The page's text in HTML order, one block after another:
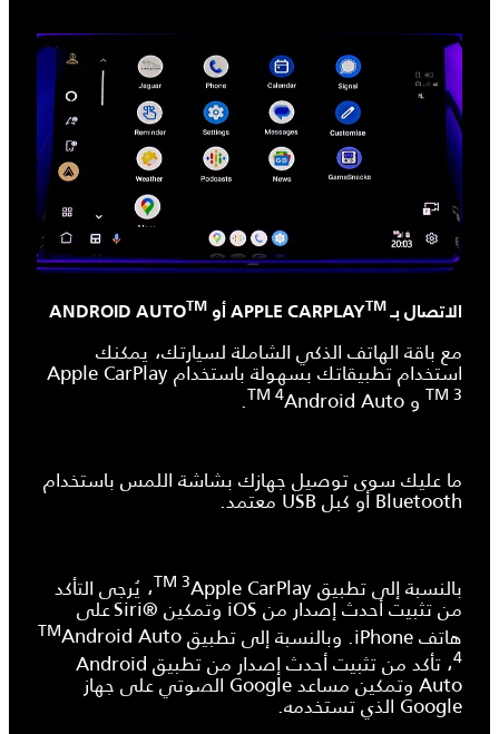
الاتصال بـ APPLE CARPLAY TM أو ANDROID AUTO TM
مع باقة الهاتف الذكي الشاملة لسيارتك، يمكنك
استخدام تطبيقاتك بسهولة باستخدام Apple CarPlay
TM 3 و Android Auto
TM 4
.
ما عليك سوى توصيل جهازك بشاشة اللمس باستخدام
Bluetooth أو كبل USB معتمد.
بالنسبة إلى تطبيق Apple CarPlay
TM 3، يُرجى التأكد
من تثبيت أحدث إصدار من iOS وتمكين Siri®‎ على
هاتف iPhone. وبالنسبة إلى تطبيق
Android Auto
TM
4
، تأكد من تثبيت أحدث إصدار من تطبيق Android
Auto وتمكين مساعد Google الصوتي على جهاز
Google الذي تستخدمه.